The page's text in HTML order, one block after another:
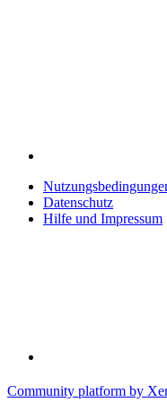
Datenschutz
Hilfe und Impressum
Community platform by